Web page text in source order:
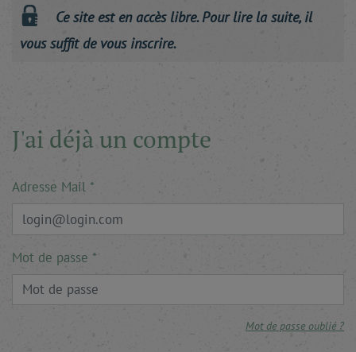
Ce site est en accès libre. Pour lire la suite, il
vous suffit de vous inscrire.
J'ai déjà un compte
Adresse Mail
Mot de passe
Mot de passe oublié ?